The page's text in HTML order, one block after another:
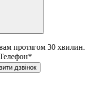
протягом 30 хвилин.
дзвінок